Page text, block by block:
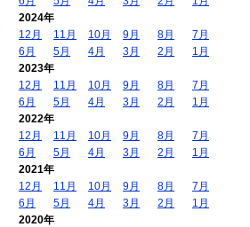
2024年
12月
11月 10月 9月 8月
7月
6月
5月 4月 3月 2月
1月
2023年
12月
11月 10月 9月 8月
7月
6月
5月 4月 3月 2月
1月
2022年
12月
11月 10月 9月 8月
7月
6月
5月 4月 3月 2月
1月
2021年
12月
11月 10月 9月 8月
7月
6月
5月 4月 3月 2月
1月
2020年